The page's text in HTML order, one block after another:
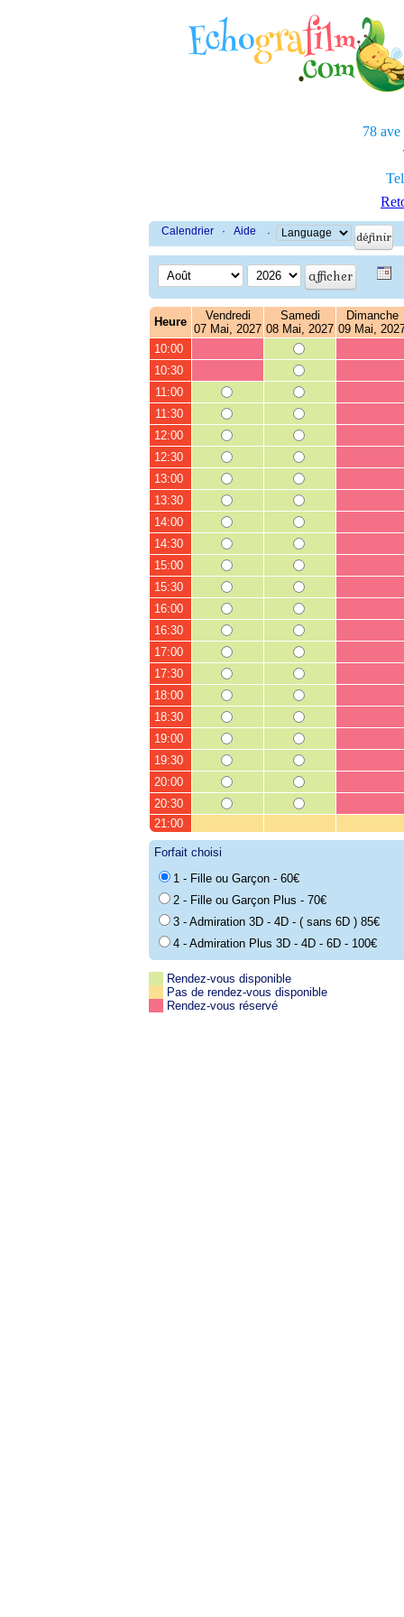
78 ave
Calendrier · Aide ·
Heure
Vendredi
07 Mai, 2027
Samedi
08 Mai, 2027
Dimanche
09 Mai,
10:00
10:30
11:00
11:30
12:00
12:30
13:00
13:30
14:00
14:30
15:00
15:30
16:00
16:30
17:00
17:30
18:00
18:30
19:00
19:30
20:00
20:30
21:00
Forfait choisi
1 - Fille ou Garçon - 60€
2 - Fille ou Garçon Plus - 70€
3 - Admiration 3D - 4D - ( sans 6D ) 85€
4 - Admiration Plus 3D - 4D - 6D - 100€
Rendez-vous disponible
Pas de rendez-vous disponible
Rendez-vous réservé